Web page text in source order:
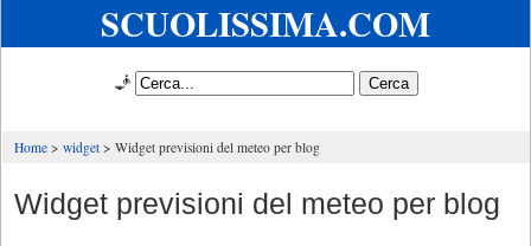
SCUOLISSIMA.COM
🧞
Home widget Widget previsioni del meteo per blog
Widget previsioni del meteo per blog